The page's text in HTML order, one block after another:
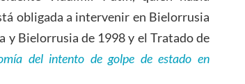
obligada a intervenir en Bielorrusia
y Bielorrusia de 1998 y el Tratado de
del intento de golpe de estado en